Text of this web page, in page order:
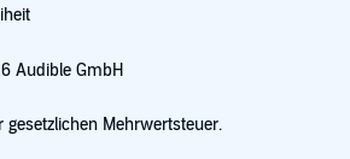
Audible GmbH
gesetzlichen Mehrwertsteuer.